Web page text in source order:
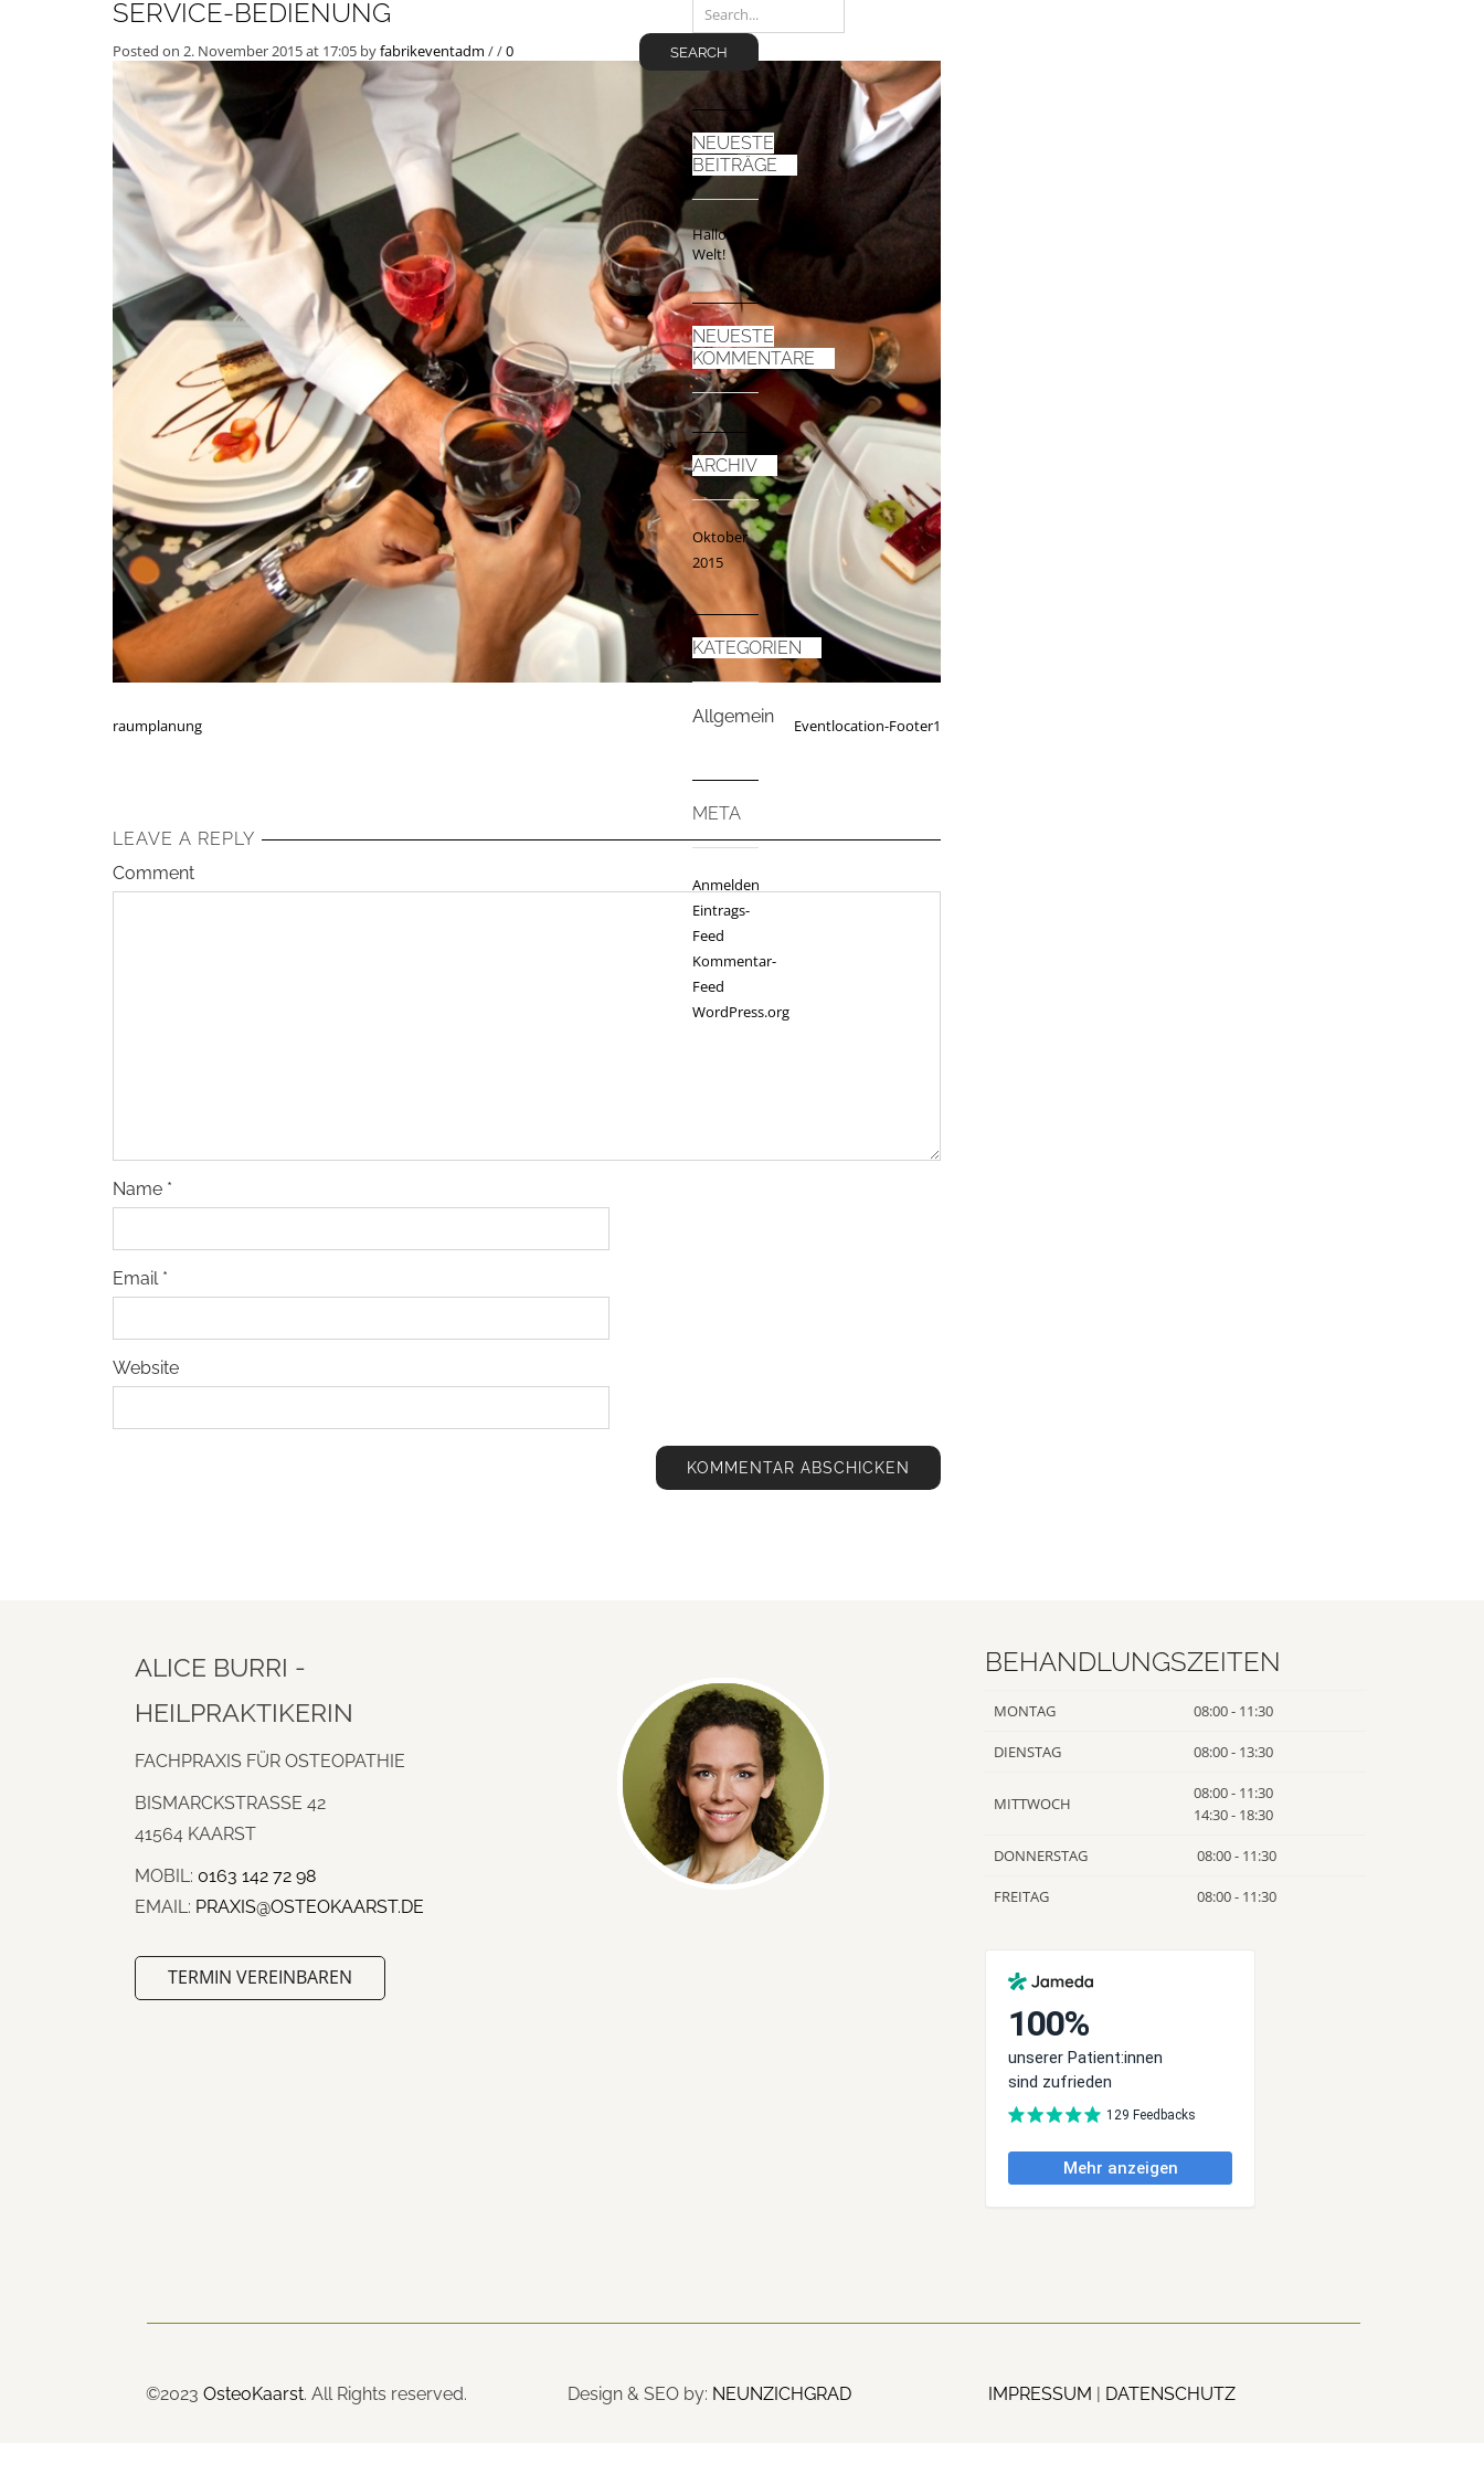
SERVICE-BEDIENUNG
Posted on 2. November 2015 at 17:05 byfabrikeventadm //0
raumplanung Eventlocation-Footer1
LEAVE A REPLY
Comment
Name *
Email *
Website
SEARCH
NEUESTE
BEITRÄGE
Hallo
Welt!
NEUESTE
KOMMENTARE
ARCHIV
Oktober
2015
KATEGORIEN
Allgemein
META
Anmelden
Eintrags-
Feed
Kommentar-
Feed
WordPress.org
ALICE BURRI -
HEILPRAKTIKERIN
FACHPRAXIS FÜR OSTEOPATHIE
BISMARCKSTRASSE 42
41564 KAARST
MOBIL: 0163 142 72 98
EMAIL: PRAXIS@OSTEOKAARST.DE
TERMIN VEREINBAREN
BEHANDLUNGSZEITEN
MONTAG 08:00 - 11:30
DIENSTAG 08:00 - 13:30
MITTWOCH
08:00 - 11:30
14:30 - 18:30
DONNERSTAG 08:00 - 11:30
FREITAG 08:00 - 11:30
©2023 OsteoKaarst. All Rights reserved. Design & SEO by: NEUNZICHGRAD IMPRESSUM | DATENSCHUTZ